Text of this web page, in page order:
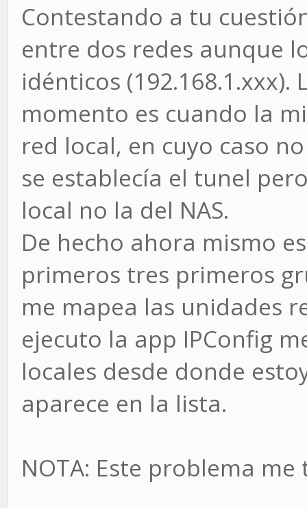
Contestando a tu
entre dos redes aunque
idénticos
momento es cuando la
red local, en cuyo caso
se establecía el tunel
local no la del NAS.
De hecho ahora mismo
primeros tres primeros
me mapea las unidades
ejecuto la app IPConfig
locales desde donde
aparece en la lista.
NOTA: Este problema